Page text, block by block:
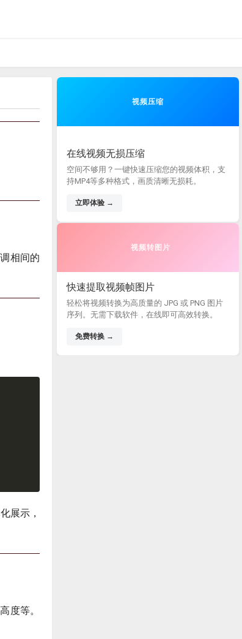
相间的
展示，
度等。
视频压缩
在线视频无损压缩
空间不够用？一键快速压缩您的视频体积，支
持MP4等多种格式，画质清晰无损耗。
立即体验 →
视频转图片
快速提取视频帧图片
轻松将视频转换为高质量的 JPG 或 PNG 图片
序列。无需下载软件，在线即可高效转换。
免费转换 →